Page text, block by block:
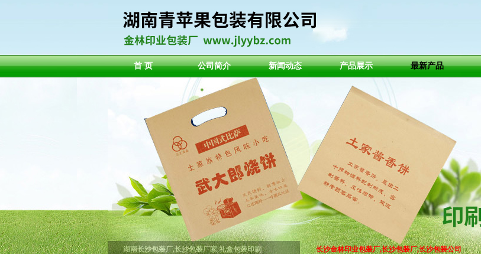
首 页 公司简介 新闻动态 产品展示 最新产品
湖南长沙包装厂,长沙包装厂家,礼盒包装印刷 长沙金林印业包装厂,长沙包装厂,长沙包装公司